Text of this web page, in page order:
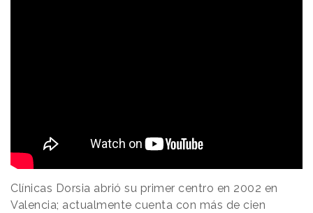
Clínicas Dorsia abrió su primer centro en 2002 en
Valencia; actualmente cuenta con más de cien